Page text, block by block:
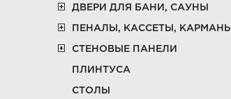
ДВЕРИ ДЛЯ БАНИ, САУНЫ
ПЕНАЛЫ, КАССЕТЫ, КАРМАНЫ
СТЕНОВЫЕ ПАНЕЛИ
ПЛИНТУСА
СТОЛЫ